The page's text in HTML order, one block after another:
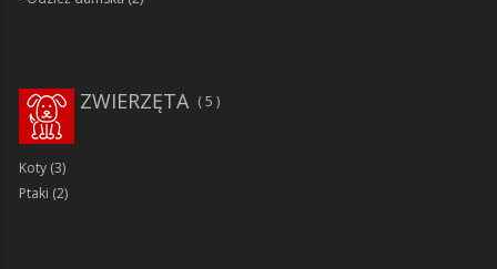
ZWIERZĘTA 5
Koty (3)
Ptaki (2)